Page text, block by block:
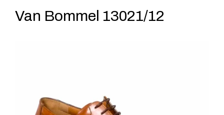
Van Bommel 13021/12